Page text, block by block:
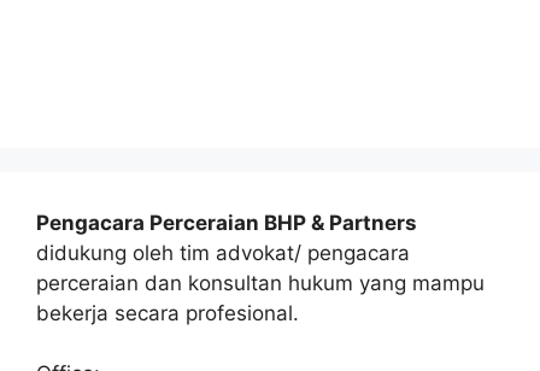
Pengacara Perceraian BHP & Partners
didukung oleh tim advokat/ pengacara
perceraian dan konsultan hukum yang mampu
bekerja secara profesional.